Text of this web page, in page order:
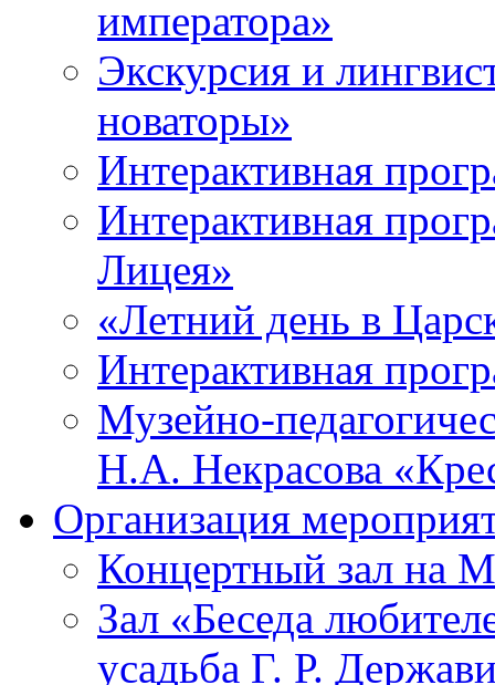
императора»
Экскурсия и
новаторы»
Интерактивная
Интерактивная
Лицея»
«Летний день в
Интерактивная
Музейно-
Н.А. Некрасова
Организация
Концертный зал на
Зал «Беседа
усадьба Г. Р.